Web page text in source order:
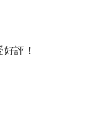
評！